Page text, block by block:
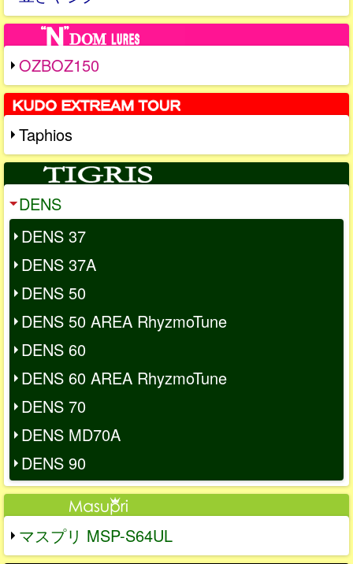
OZBOZ150
Taphios
DENS
DENS 37
DENS 37A
DENS 50
DENS 50 AREA RhyzmoTune
DENS 60
DENS 60 AREA RhyzmoTune
DENS 70
DENS MD70A
DENS 90
マスプリ MSP-S64UL